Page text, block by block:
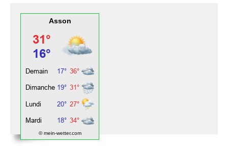
Asson
© mein-wetter.com